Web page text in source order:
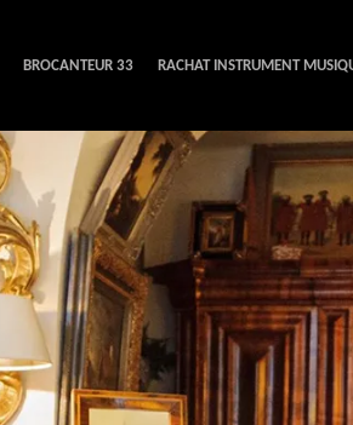
BROCANTEUR 33 RACHAT INSTRUMENT